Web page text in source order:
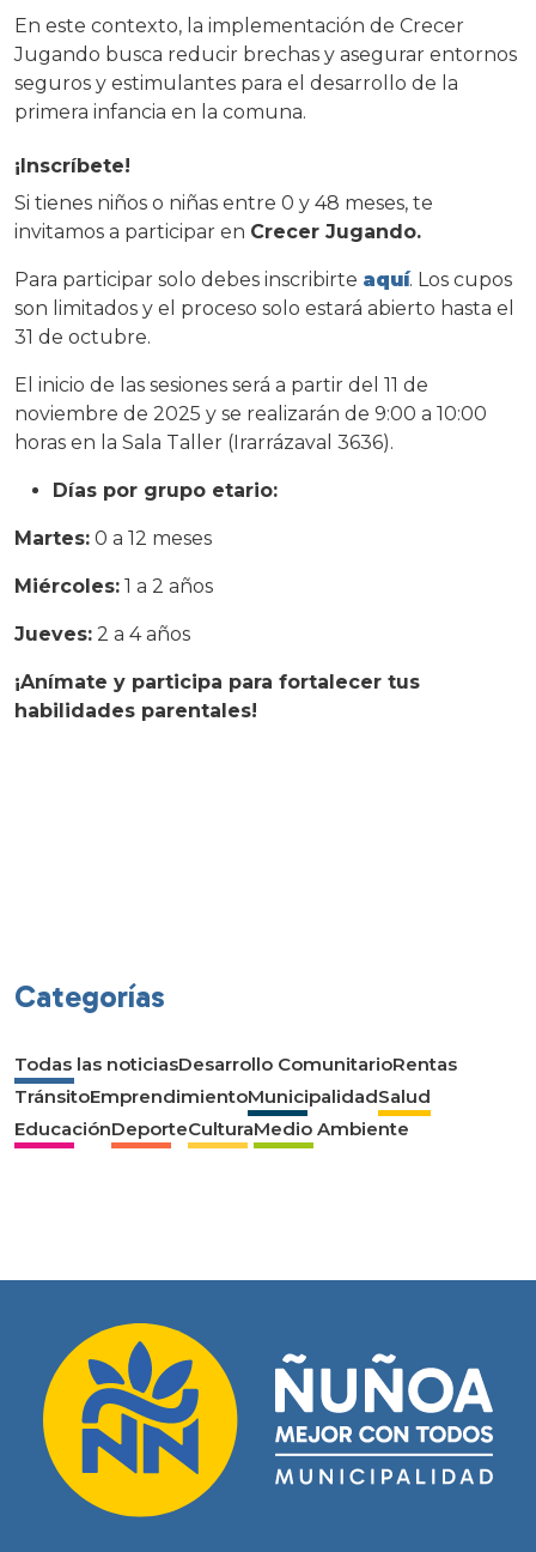
En este contexto, la implementación de Crecer
Jugando busca reducir brechas y asegurar entornos
seguros y estimulantes para el desarrollo de la
primera infancia en la comuna.
¡Inscríbete!
Si tienes niños o niñas entre 0 y 48 meses, te
invitamos a participar en Crecer Jugando.
Para participar solo debes inscribirte aquí. Los cupos
son limitados y el proceso solo estará abierto hasta el
31 de octubre.
El inicio de las sesiones será a partir del 11 de
noviembre de 2025 y se realizarán de 9:00 a 10:00
horas en la Sala Taller (Irarrázaval 3636).
Días por grupo etario:
Martes: 0 a 12 meses
Miércoles: 1 a 2 años
Jueves: 2 a 4 años
¡Anímate y participa para fortalecer tus
habilidades parentales!
Categorías
Todas las noticiasDesarrollo ComunitarioRentas
TránsitoEmprendimientoMunicipalidadSalud
EducaciónDeporteCulturaMedio Ambiente